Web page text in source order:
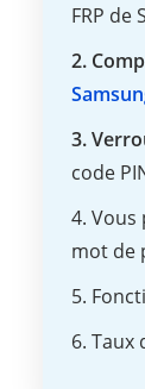
FRP de
2.
3.
code
4. Vous
mot de
5.
6. Taux